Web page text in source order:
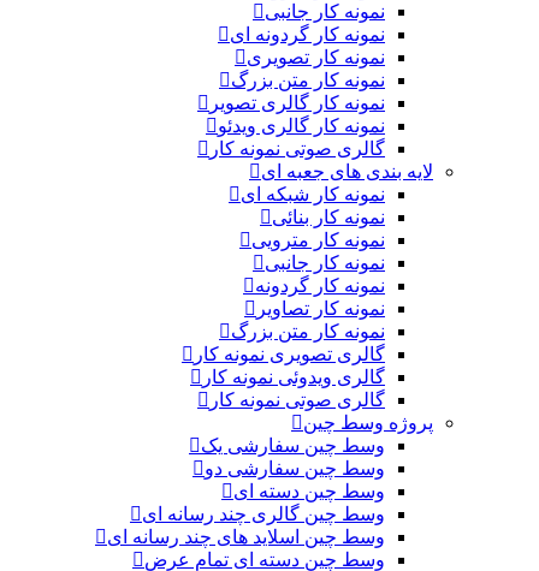
نمونه کار جانبی
نمونه کار گردونه ای
نمونه کار تصویری
نمونه کار متن بزرگ
نمونه کار گالری تصویر
نمونه کار گالری ویدئو
گالری صوتی نمونه کار
لایه بندی های جعبه ای
نمونه کار شبکه ای
نمونه کار بنائی
نمونه کار مترویی
نمونه کار جانبی
نمونه کار گردونه
نمونه کار تصاویر
نمونه کار متن بزرگ
گالری تصویری نمونه کار
گالری ویدوئی نمونه کار
گالری صوتی نمونه کار
پروژه وسط چین
وسط چین سفارشی یک
وسط چین سفارشی دو
وسط چین دسته ای
وسط چین گالری چند رسانه ای
وسط چین اسلاید های چند رسانه ای
وسط چین دسته ای تمام عرض